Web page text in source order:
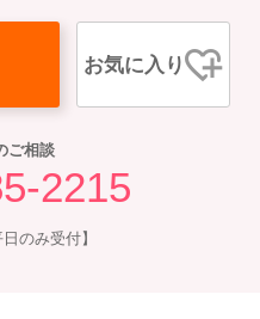
お気に入り
ご相談
2215
のみ受付】